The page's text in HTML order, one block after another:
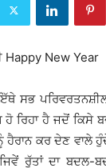
Happy New Year
ਸਭ
ਹੈ ਜਦੋਂ ਕਿਸੇ
ਹੈਰਾਨ ਕਰ ਦੇਣ ਵਾਲੇ
ਰੁੱਤਾਂ ਦਾ